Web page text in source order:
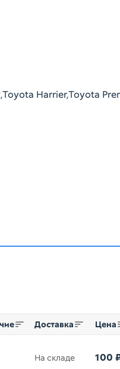
Harrier,Toyota
Доставка Цена
На складе 100